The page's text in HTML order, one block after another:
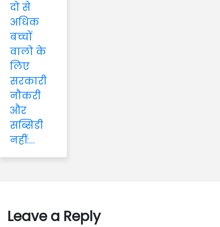
दो से
अधिक
बच्चों
वालो के
लिए
सरकारी
नौकरी
और
सब्सिडी
नहीं:...
Leave a Reply